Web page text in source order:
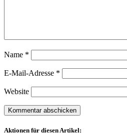
Name *
E-Mail-Adresse *
Website
Aktionen für diesen Artikel: